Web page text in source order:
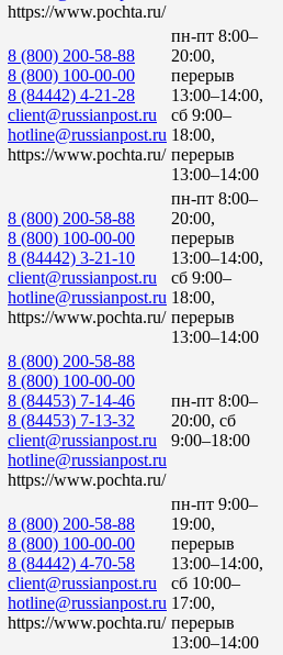
https://www.pochta.ru/
8 (800) 200-58-88
8 (800) 100-00-00
8 (84442) 4-21-28
client@russianpost.ru
hotline@russianpost.ru
https://www.pochta.ru/
пн-пт 8:00–
20:00,
перерыв
13:00–14:00,
сб 9:00–
18:00,
перерыв
13:00–14:00
8 (800) 200-58-88
8 (800) 100-00-00
8 (84442) 3-21-10
client@russianpost.ru
hotline@russianpost.ru
https://www.pochta.ru/
пн-пт 8:00–
20:00,
перерыв
13:00–14:00,
сб 9:00–
18:00,
перерыв
13:00–14:00
8 (800) 200-58-88
8 (800) 100-00-00
8 (84453) 7-14-46
8 (84453) 7-13-32
client@russianpost.ru
hotline@russianpost.ru
https://www.pochta.ru/
пн-пт 8:00–
20:00, сб
9:00–18:00
8 (800) 200-58-88
8 (800) 100-00-00
8 (84442) 4-70-58
client@russianpost.ru
hotline@russianpost.ru
https://www.pochta.ru/
пн-пт 9:00–
19:00,
перерыв
13:00–14:00,
сб 10:00–
17:00,
перерыв
13:00–14:00